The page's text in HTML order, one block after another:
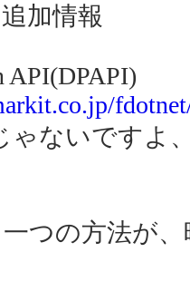
加情報
API(DPAPI)
ゃないですよ
つの方法が